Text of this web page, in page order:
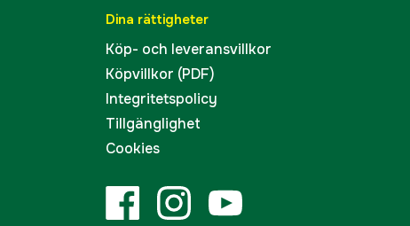
Dina rättigheter
Köp- och leveransvillkor
Köpvillkor (PDF)
Integritetspolicy
Tillgänglighet
Cookies